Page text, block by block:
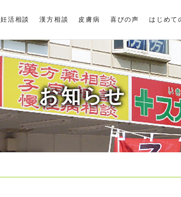
妊活相談 漢方相談 皮膚病 喜びの声 はじめて
お知らせ